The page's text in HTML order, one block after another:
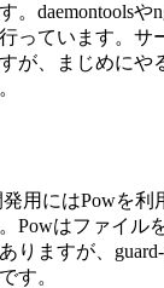
。daemontoolsや
っています。サ
が、まじめにや
用にはPowを利
Powはファイル
りますが、
す。